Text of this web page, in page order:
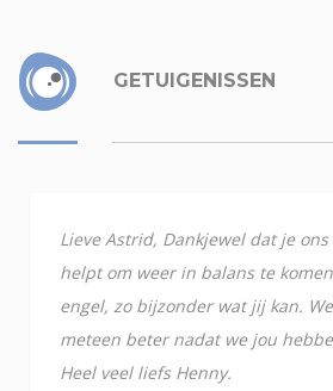
GETUIGENISSEN
Lieve Astrid, Dankjewel dat je
helpt om weer in balans te
engel, zo bijzonder wat jij kan.
meteen beter nadat we jou
Heel veel liefs Henny.